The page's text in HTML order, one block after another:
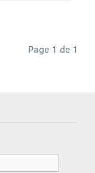
Page 1 de 1